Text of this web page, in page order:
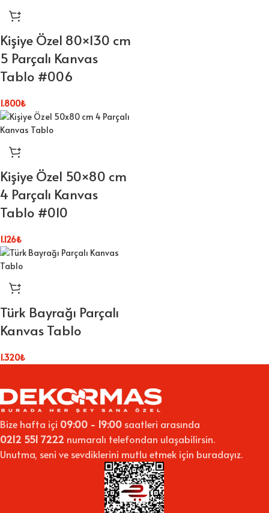
Kişiye Özel 80×130 cm
5 Parçalı Kanvas
Tablo #006
1.800₺
Kişiye Özel 50×80 cm
4 Parçalı Kanvas
Tablo #010
1.126₺
Türk Bayrağı Parçalı
Kanvas Tablo
1.320₺
Bize hafta içi 09:00 - 19:00 saatleri arasında
0212 551 7222 numaralı telefondan ulaşabilirsin.
Unutma, seni ve sevdiklerini mutlu etmek için buradayız.